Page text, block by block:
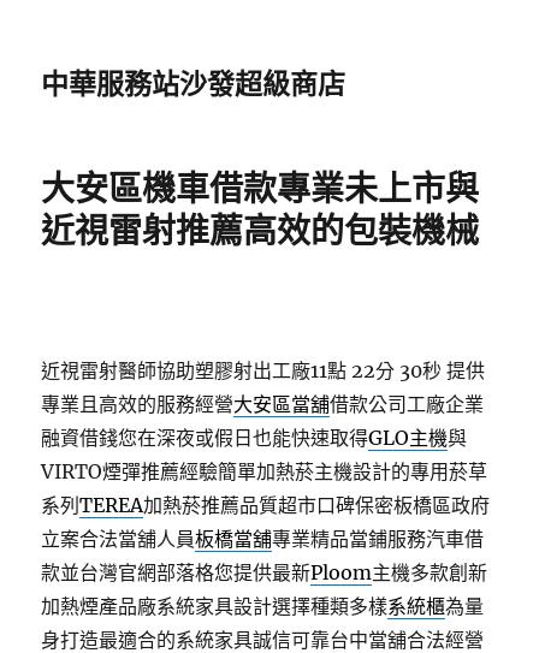
中華服務站沙發超級商店
大安區機車借款專業未上市與
近視雷射推薦高效的包裝機械
近視雷射醫師協助塑膠射出工廠11點 22分 30秒 提供
專業且高效的服務經營大安區當舖借款公司工廠企業
融資借錢您在深夜或假日也能快速取得GLO主機與
VIRTO煙彈推薦經驗簡單加熱菸主機設計的專用菸草
系列TEREA加熱菸推薦品質超市口碑保密板橋區政府
立案合法當舖人員板橋當舖專業精品當鋪服務汽車借
款並台灣官網部落格您提供最新Ploom主機多款創新
加熱煙產品廠系統家具設計選擇種類多樣系統櫃為量
身打造最適合的系統家具誠信可靠台中當舖合法經營